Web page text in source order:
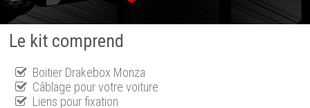
Le kit comprend
Boitier Drakebox Monza
Câblage pour votre voiture
Liens pour fixation